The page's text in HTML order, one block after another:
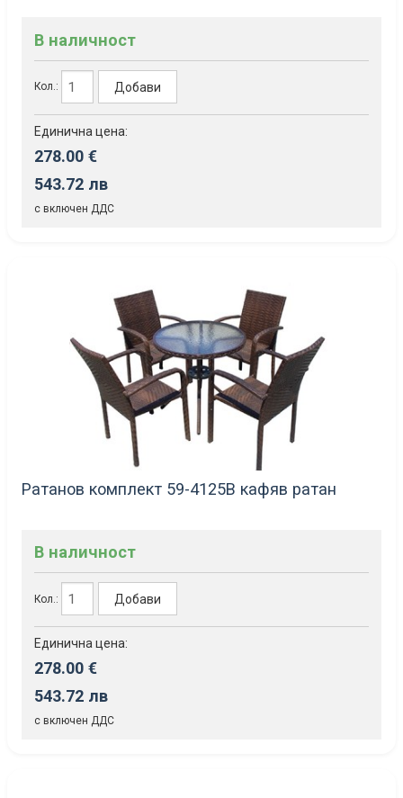
В наличност
Кол.: Добави
Единична цена:
278.00 €
543.72 лв
с включен ДДС
Ратанов комплект 59-4125В кафяв ратан
В наличност
Кол.: Добави
Единична цена:
278.00 €
543.72 лв
с включен ДДС